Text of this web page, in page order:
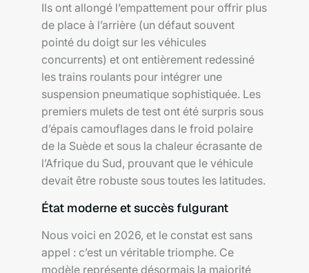
Ils ont allongé l’empattement pour offrir plus
de place à l’arrière (un défaut souvent
pointé du doigt sur les véhicules
concurrents) et ont entièrement redessiné
les trains roulants pour intégrer une
suspension pneumatique sophistiquée. Les
premiers mulets de test ont été surpris sous
d’épais camouflages dans le froid polaire
de la Suède et sous la chaleur écrasante de
l’Afrique du Sud, prouvant que le véhicule
devait être robuste sous toutes les latitudes.
État moderne et succès fulgurant
Nous voici en 2026, et le constat est sans
appel : c’est un véritable triomphe. Ce
modèle représente désormais la majorité